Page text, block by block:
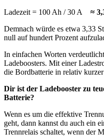
Ladezeit = 100 Ah / 30 A ≈
Demnach würde es etwa 3,33
null auf hundert Prozent
In einfachen Worten
Ladeboosters. Mit einer
die Bordbatterie in relativ
Dir ist der Ladebooster zu
Batterie?
Wenn es um die effektive
geht, dann kannst du auch ein
Trennrelais schaltet, wenn der